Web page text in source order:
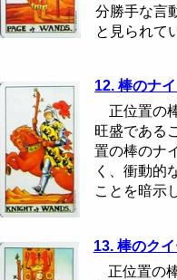
分勝手な言
と見られて
12. 棒のナイ
正位置の
旺盛である
置の棒のナ
く、衝動的
ことを暗示
13. 棒のク
正位置の